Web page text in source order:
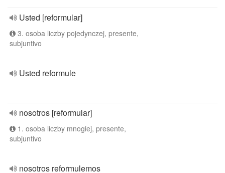
Usted [reformular]
3. osoba liczby pojedynczej, presente,
subjuntivo
Usted reformule
nosotros [reformular]
1. osoba liczby mnogiej, presente,
subjuntivo
nosotros reformulemos